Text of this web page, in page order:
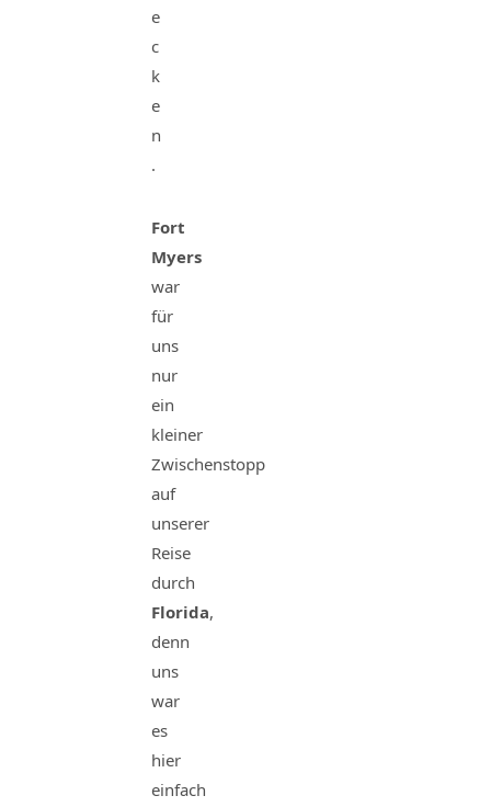
e
c
k
e
n
.
Fort
Myers
war
für
uns
nur
ein
kleiner
Zwischenstopp
auf
unserer
Reise
durch
Florida,
denn
uns
war
es
hier
einfach